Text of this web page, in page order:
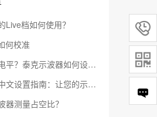
Live档如何使用？
何校准
泰克示波器如何设置触发电平？
指南：让您的示波器更易于使用
器测量占空比？

